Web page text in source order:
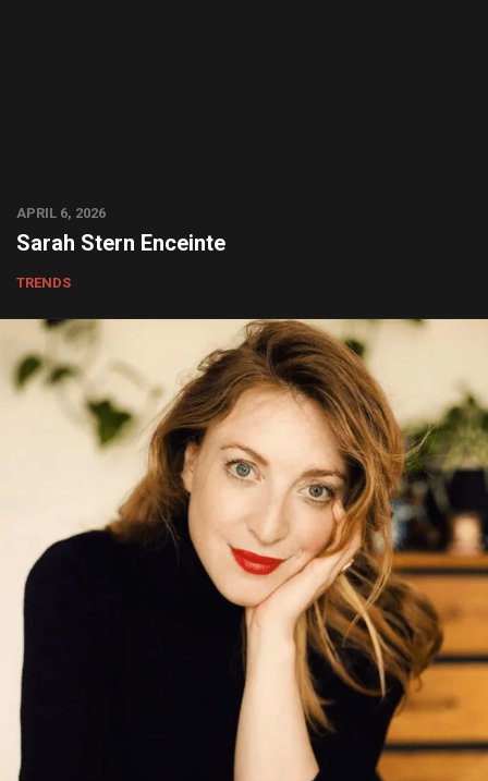
APRIL 6, 2026
Sarah Stern Enceinte
TRENDS